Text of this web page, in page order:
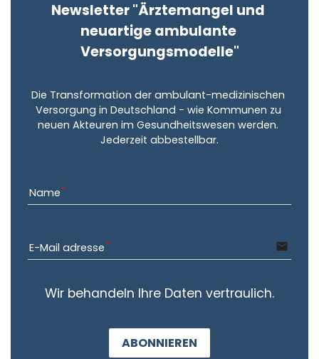
Newsletter "Ärztemangel und
neuartige ambulante
Versorgungsmodelle"
Die Transformation der ambulant-medizinischen
Versorgung in Deutschland - wie Kommunen zu
neuen Akteuren im Gesundheitswesen werden.
Jederzeit abbestellbar.
Name
E-Mail adresse email
Wir behandeln Ihre Daten vertraulich.
ABONNIEREN